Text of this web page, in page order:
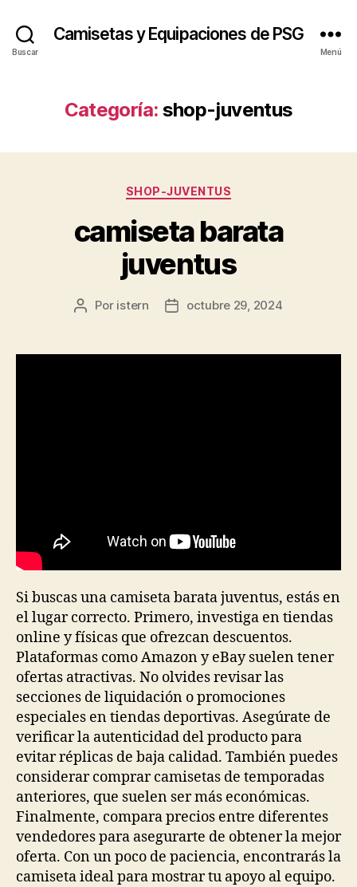
Buscar
Camisetas y Equipaciones de PSG
Menú
Categoría: shop-juventus
Categorías
SHOP-JUVENTUS
camiseta barata
juventus
Autor
entrada
Por istern
Fecha
entrada
octubre 29, 2024
Si buscas una camiseta barata juventus, estás en
el lugar correcto. Primero, investiga en tiendas
online y físicas que ofrezcan descuentos.
Plataformas como Amazon y eBay suelen tener
ofertas atractivas. No olvides revisar las
secciones de liquidación o promociones
especiales en tiendas deportivas. Asegúrate de
verificar la autenticidad del producto para
evitar réplicas de baja calidad. También puedes
considerar comprar camisetas de temporadas
anteriores, que suelen ser más económicas.
Finalmente, compara precios entre diferentes
vendedores para asegurarte de obtener la mejor
oferta. Con un poco de paciencia, encontrarás la
camiseta ideal para mostrar tu apoyo al equipo.